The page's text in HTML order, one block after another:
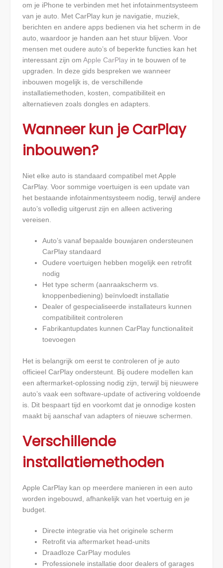
om je iPhone te verbinden met het infotainmentsysteem
van je auto. Met CarPlay kun je navigatie, muziek,
berichten en andere apps bedienen via het scherm in de
auto, waardoor je handen aan het stuur blijven. Voor
mensen met oudere auto’s of beperkte functies kan het
interessant zijn om Apple CarPlay in te bouwen of te
upgraden. In deze gids bespreken we wanneer
inbouwen mogelijk is, de verschillende
installatiemethoden, kosten, compatibiliteit en
alternatieven zoals dongles en adapters.
Wanneer kun je CarPlay
inbouwen?
Niet elke auto is standaard compatibel met Apple
CarPlay. Voor sommige voertuigen is een update van
het bestaande infotainmentsysteem nodig, terwijl andere
auto’s volledig uitgerust zijn en alleen activering
vereisen.
Auto’s vanaf bepaalde bouwjaren ondersteunen
CarPlay standaard
Oudere voertuigen hebben mogelijk een retrofit
nodig
Het type scherm (aanraakscherm vs.
knoppenbediening) beïnvloedt installatie
Dealer of gespecialiseerde installateurs kunnen
compatibiliteit controleren
Fabrikantupdates kunnen CarPlay functionaliteit
toevoegen
Het is belangrijk om eerst te controleren of je auto
officieel CarPlay ondersteunt. Bij oudere modellen kan
een aftermarket-oplossing nodig zijn, terwijl bij nieuwere
auto’s vaak een software-update of activering voldoende
is. Dit bespaart tijd en voorkomt dat je onnodige kosten
maakt bij aanschaf van adapters of nieuwe schermen.
Verschillende
installatiemethoden
Apple CarPlay kan op meerdere manieren in een auto
worden ingebouwd, afhankelijk van het voertuig en je
budget.
Directe integratie via het originele scherm
Retrofit via aftermarket head-units
Draadloze CarPlay modules
Professionele installatie door dealers of garages